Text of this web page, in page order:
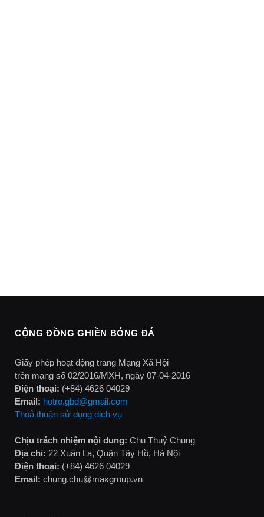
CỘNG ĐỒNG GHIỀN BÓNG ĐÁ
Giấy phép hoạt động trang Mạng Xã Hội
trên mạng số 02/2016/MXH, ngày 07-04-2016
Điện thoại: (+84) 4626 04029
Email: hotro.gbd@gmail.com
Thoả thuận sử dụng dịch vụ
Chịu trách nhiệm nội dung: Chu Thuỷ Chung
Địa chỉ: 22 Xuân La, Quận Tây Hồ, Hà Nội
Điện thoại: (+84) 4626 04029
Email: chung.chu@maxgroup.vn